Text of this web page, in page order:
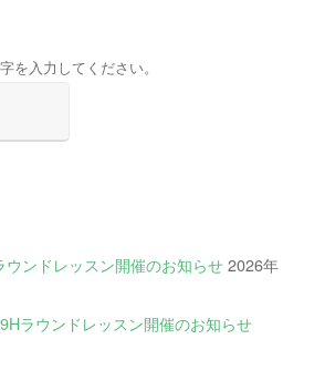
を入力してください。
ンドレッスン開催のお知らせ 2026年
ラウンドレッスン開催のお知らせ